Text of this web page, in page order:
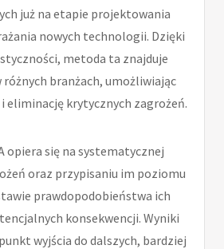
już na etapie projektowania
nowych technologii. Dzięki
metoda ta znajduje
różnych branżach, umożliwiając
eliminację krytycznych zagrożeń.
opiera się na systematycznej
oraz przypisaniu im poziomu
prawdopodobieństwa ich
konsekwencji. Wyniki
wyjścia do dalszych, bardziej